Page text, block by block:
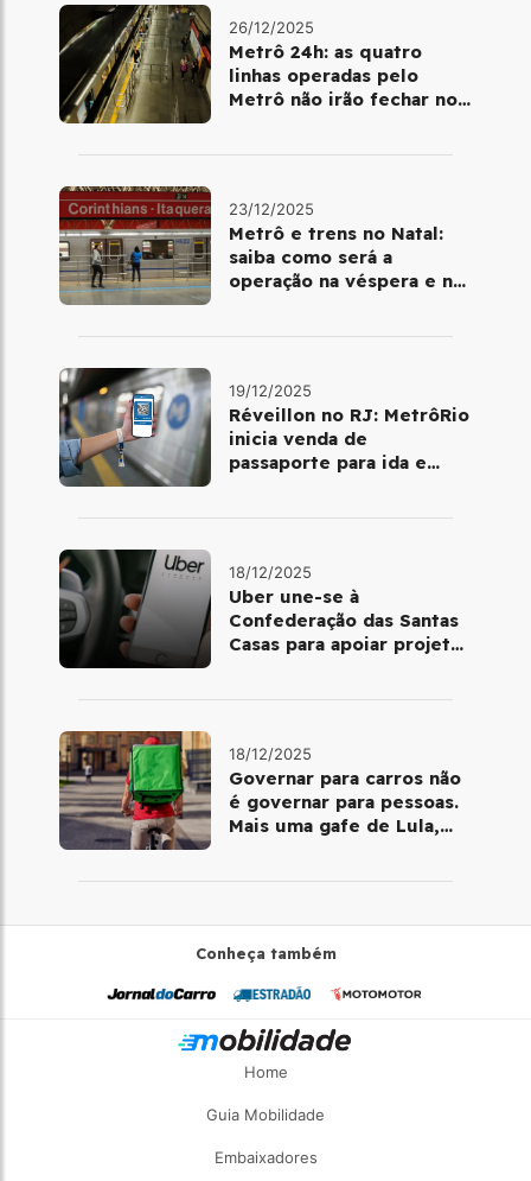
26/12/2025
Metrô 24h: as quatro
linhas operadas pelo
Metrô não irão fechar no
23/12/2025
Metrô e trens no Natal:
saiba como será a
operação na véspera e no
19/12/2025
Réveillon no RJ: MetrôRio
inicia venda de
passaporte para ida e
18/12/2025
Uber une-se à
Confederação das Santas
Casas para apoiar projetos
18/12/2025
Governar para carros não
é governar para pessoas.
Mais uma gafe de Lula,
Conheça também
Home
Guia Mobilidade
Embaixadores